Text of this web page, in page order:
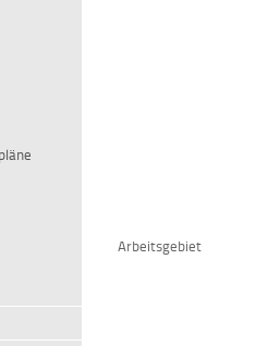
Arbeitsgebiet